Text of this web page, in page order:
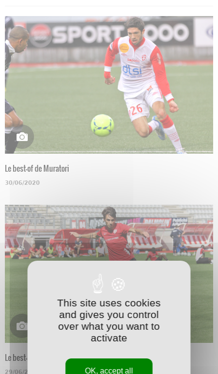
Le best-of de Muratori
30/06/2020
Le best-of de Marchetti
29/06/2020
This site uses cookies
and gives you control
over what you want to
activate
OK, accept all